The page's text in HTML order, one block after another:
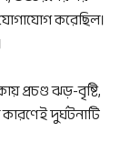
করেছিল।
প্রচণ্ড ঝড়-বৃষ্টি,
দুর্ঘটনাটি